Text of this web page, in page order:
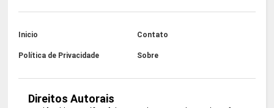
Inicio Contato
Política de Privacidade Sobre
Direitos Autorais